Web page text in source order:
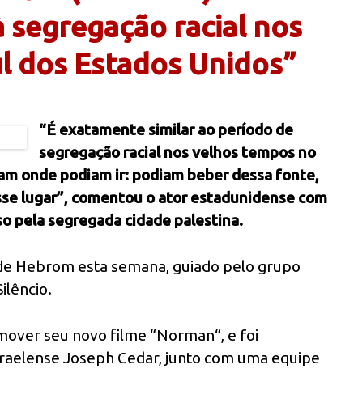
racial nos
dos Estados Unidos”
“É exatamente similar ao período de
segregação racial nos velhos tempos no
onde podiam ir: podiam beber dessa fonte,
lugar”, comentou o ator estadunidense com
pela segregada cidade palestina.
Hebrom esta semana, guiado pelo grupo
seu novo filme “Norman“, e foi
Joseph Cedar, junto com uma equipe